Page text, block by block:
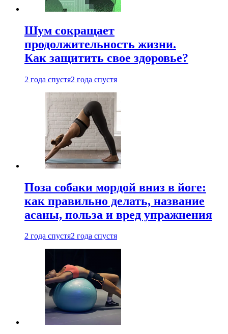
Шум сокращает
продолжительность жизни.
Как защитить свое здоровье?
2 года спустя2 года спустя
Поза собаки мордой вниз в йоге:
как правильно делать, название
асаны, польза и вред упражнения
2 года спустя2 года спустя